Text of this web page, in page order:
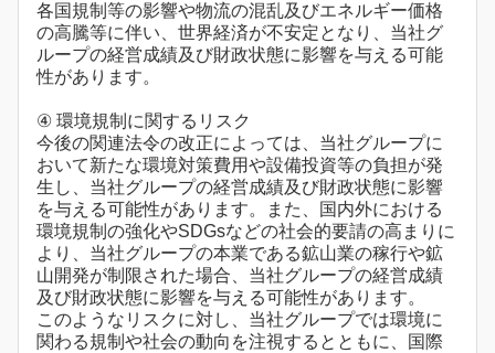
各国規制等の影響や物流の混乱及びエネルギー価格
の高騰等に伴い、世界経済が不安定となり、当社グ
ループの経営成績及び財政状態に影響を与える可能
性があります。
④ 環境規制に関するリスク
今後の関連法令の改正によっては、当社グループに
おいて新たな環境対策費用や設備投資等の負担が発
生し、当社グループの経営成績及び財政状態に影響
を与える可能性があります。また、国内外における
環境規制の強化やSDGsなどの社会的要請の高まりに
より、当社グループの本業である鉱山業の稼行や鉱
山開発が制限された場合、当社グループの経営成績
及び財政状態に影響を与える可能性があります。
このようなリスクに対し、当社グループでは環境に
関わる規制や社会の動向を注視するとともに、国際